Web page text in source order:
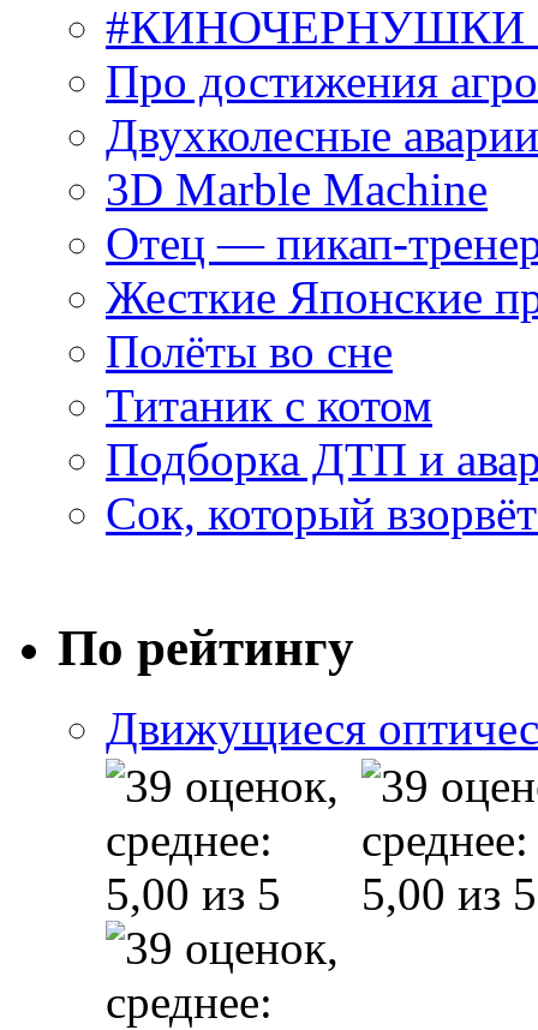
#КИНОЧЕРНУШКИ
Про достижения
Двухколесные
3D Marble Machine
Отец — пикап-
Жесткие Японские
Полёты во сне
Титаник с котом
Подборка ДТП и
Сок, который
По рейтингу
Движущиеся